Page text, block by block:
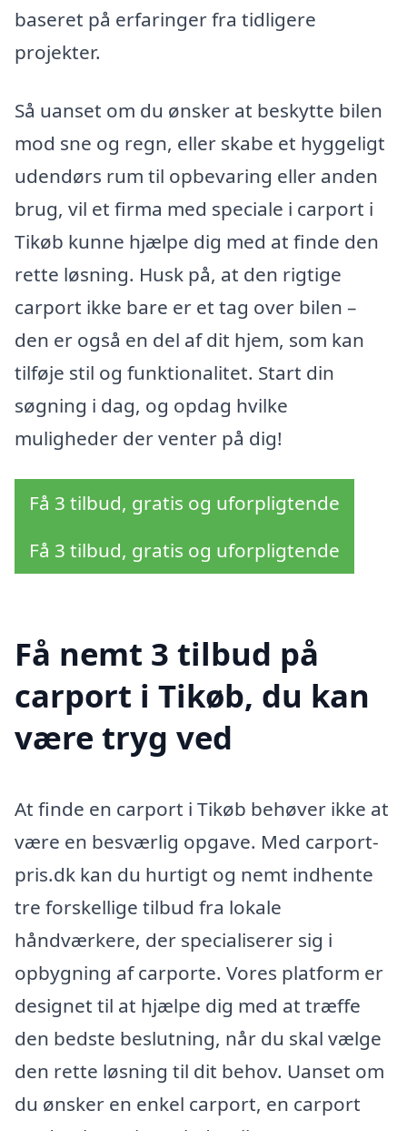
baseret på erfaringer fra tidligere
projekter.
Så uanset om du ønsker at beskytte bilen
mod sne og regn, eller skabe et hyggeligt
udendørs rum til opbevaring eller anden
brug, vil et firma med speciale i carport i
Tikøb kunne hjælpe dig med at finde den
rette løsning. Husk på, at den rigtige
carport ikke bare er et tag over bilen –
den er også en del af dit hjem, som kan
tilføje stil og funktionalitet. Start din
søgning i dag, og opdag hvilke
muligheder der venter på dig!
Få 3 tilbud, gratis og uforpligtende
Få 3 tilbud, gratis og uforpligtende
Få nemt 3 tilbud på
carport i Tikøb, du kan
være tryg ved
At finde en carport i Tikøb behøver ikke at
være en besværlig opgave. Med carport-
pris.dk kan du hurtigt og nemt indhente
tre forskellige tilbud fra lokale
håndværkere, der specialiserer sig i
opbygning af carporte. Vores platform er
designet til at hjælpe dig med at træffe
den bedste beslutning, når du skal vælge
den rette løsning til dit behov. Uanset om
du ønsker en enkel carport, en carport